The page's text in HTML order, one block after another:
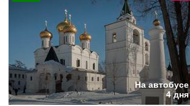
На автобусе
4 дня